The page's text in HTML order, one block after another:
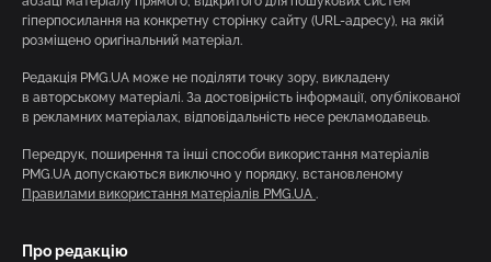
гіперпосилання на конкретну сторінку сайту (URL-адресу), на якій
розміщено оригінальний матеріал.
Редакція PMG.UA може не поділяти точку зору, викладену
в авторському матеріалі. За достовірність інформації, опублікованої
в рекламних матеріалах, відповідальність несе рекламодавець.
Передрук, поширення та інші способи використання матеріалів
PMG.UA допускаються виключно у порядку, встановленому
Правилами використання матеріалів PMG.UA .
Про редакцію